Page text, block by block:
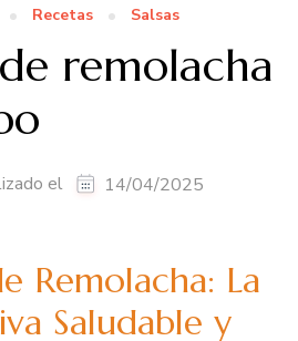
Recetas Salsas
remolacha
el 14/04/2025
Remolacha: La
Saludable y